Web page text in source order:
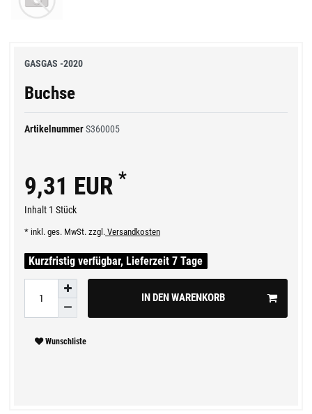
GASGAS -2020
Buchse
ArtikelnummerS360005
9,31 EUR *
Inhalt 1 Stück
* inkl. ges. MwSt. zzgl. Versandkosten
Kurzfristig verfügbar, Lieferzeit 7 Tage
IN DEN WARENKORB
Wunschliste